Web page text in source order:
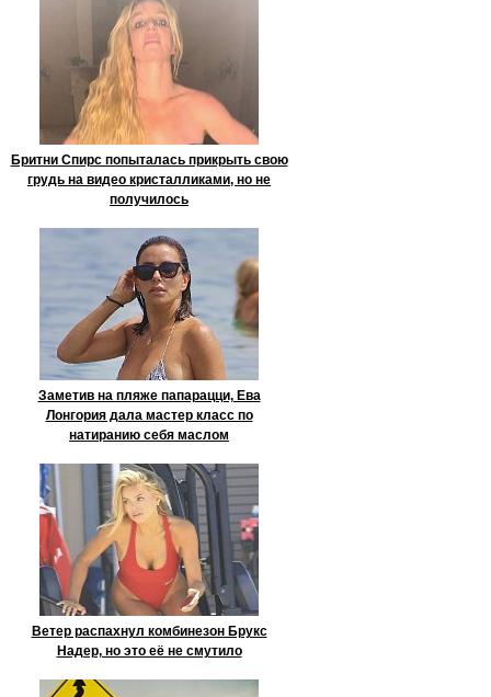
Бритни Спирс попыталась прикрыть свою
грудь на видео кристалликами, но не
получилось
Заметив на пляже папарацци, Ева
Лонгория дала мастер класс по
натиранию себя маслом
Ветер распахнул комбинезон Брукс
Надер, но это её не смутило